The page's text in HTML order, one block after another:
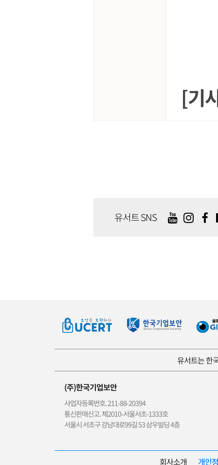
[기
유서트 SNS
유서트는 한
(주)한국기업보안
사업자등록번호. 211-88-20394
통신판매신고. 제2010-서울서초-1333호
서울시 서초구 강남대로99길 53 삼우빌딩 4층
회사소개 개인